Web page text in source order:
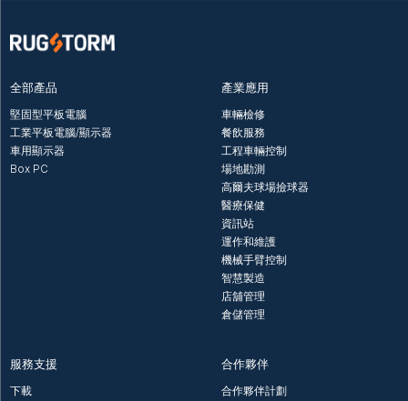
全部產品
堅固型平板電腦
工業平板電腦/顯示器
車用顯示器
Box PC
產業應用
車輛檢修
餐飲服務
工程車輛控制
場地勘測
高爾夫球場撿球器
醫療保健
資訊站
運作和維護
機械手臂控制
智慧製造
店舖管理
倉儲管理
服務支援
下載
合作夥伴
合作夥伴計劃